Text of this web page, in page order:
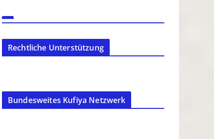
Rechtliche Unterstützung
Bundesweites Kufiya Netzwerk